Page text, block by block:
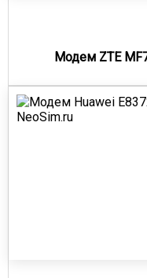
Модем ZTE